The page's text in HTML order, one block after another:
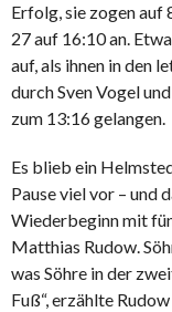
Erfolg, sie zogen auf
27 auf 16:10 an.
auf, als ihnen in den
durch Sven Vogel
zum 13:16 gelangen.
Es blieb ein
Pause viel vor – und
Wiederbeginn mit
Matthias Rudow.
was Söhre in der
Fuß“, erzählte